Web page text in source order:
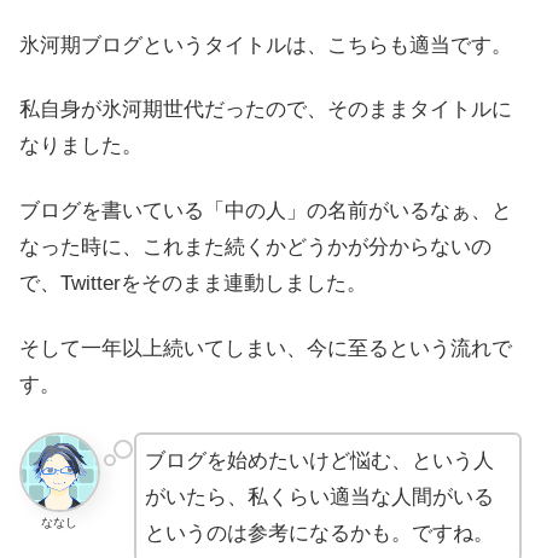
氷河期ブログというタイトルは、こちらも適当です。
私自身が氷河期世代だったので、そのままタイトルに
なりました。
ブログを書いている「中の人」の名前がいるなぁ、と
なった時に、これまた続くかどうかが分からないの
で、Twitterをそのまま連動しました。
そして一年以上続いてしまい、今に至るという流れで
す。
ななし
ブログを始めたいけど悩む、という人
がいたら、私くらい適当な人間がいる
というのは参考になるかも。ですね。